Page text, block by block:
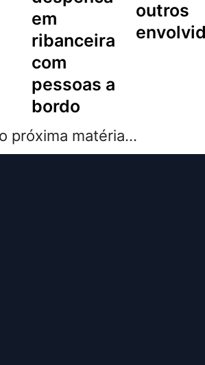
em
ribanceira
com
pessoas a
bordo
outros
próxima matéria...